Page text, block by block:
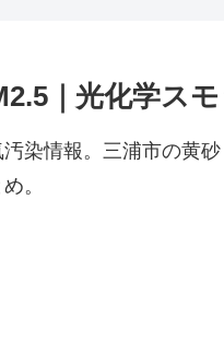
｜光化学ス
染情報。三浦市の黄
。